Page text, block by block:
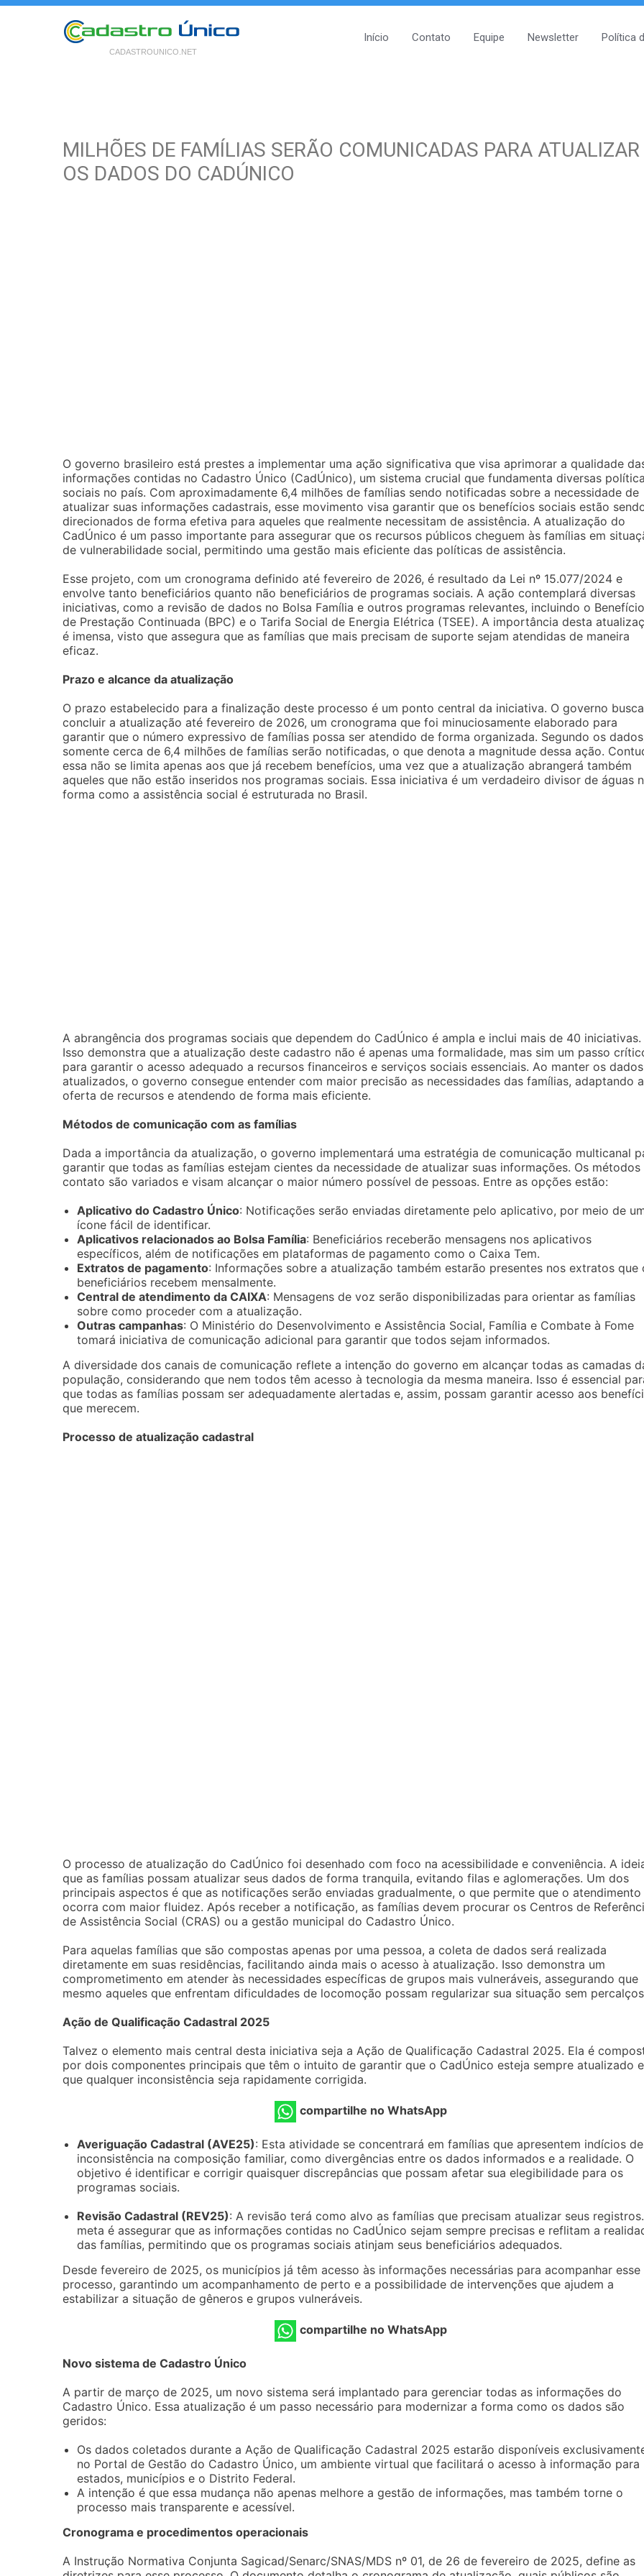
CADASTROUNICO.NET
Início Contato Equipe Newsletter Política
MILHÕES DE FAMÍLIAS SERÃO COMUNICADAS PARA ATUALIZAR
OS DADOS DO CADÚNICO
O governo brasileiro está prestes a implementar uma ação significativa que visa aprimorar a qualidade
informações contidas no Cadastro Único (CadÚnico), um sistema crucial que fundamenta diversas
sociais no país. Com aproximadamente 6,4 milhões de famílias sendo notificadas sobre a necessidade de
atualizar suas informações cadastrais, esse movimento visa garantir que os benefícios sociais estão
direcionados de forma efetiva para aqueles que realmente necessitam de assistência. A atualização do
CadÚnico é um passo importante para assegurar que os recursos públicos cheguem às famílias em
de vulnerabilidade social, permitindo uma gestão mais eficiente das políticas de assistência.
Esse projeto, com um cronograma definido até fevereiro de 2026, é resultado da Lei nº 15.077/2024 e
envolve tanto beneficiários quanto não beneficiários de programas sociais. A ação contemplará diversas
iniciativas, como a revisão de dados no Bolsa Família e outros programas relevantes, incluindo o Benefício
de Prestação Continuada (BPC) e o Tarifa Social de Energia Elétrica (TSEE). A importância desta
é imensa, visto que assegura que as famílias que mais precisam de suporte sejam atendidas de maneira
eficaz.
Prazo e alcance da atualização
O prazo estabelecido para a finalização deste processo é um ponto central da iniciativa. O governo busca
concluir a atualização até fevereiro de 2026, um cronograma que foi minuciosamente elaborado para
garantir que o número expressivo de famílias possa ser atendido de forma organizada. Segundo os
somente cerca de 6,4 milhões de famílias serão notificadas, o que denota a magnitude dessa ação.
essa não se limita apenas aos que já recebem benefícios, uma vez que a atualização abrangerá também
aqueles que não estão inseridos nos programas sociais. Essa iniciativa é um verdadeiro divisor de águas
forma como a assistência social é estruturada no Brasil.
A abrangência dos programas sociais que dependem do CadÚnico é ampla e inclui mais de 40 iniciativas.
Isso demonstra que a atualização deste cadastro não é apenas uma formalidade, mas sim um passo
para garantir o acesso adequado a recursos financeiros e serviços sociais essenciais. Ao manter os dados
atualizados, o governo consegue entender com maior precisão as necessidades das famílias, adaptando a
oferta de recursos e atendendo de forma mais eficiente.
Métodos de comunicação com as famílias
Dada a importância da atualização, o governo implementará uma estratégia de comunicação multicanal
garantir que todas as famílias estejam cientes da necessidade de atualizar suas informações. Os métodos
contato são variados e visam alcançar o maior número possível de pessoas. Entre as opções estão:
Aplicativo do Cadastro Único: Notificações serão enviadas diretamente pelo aplicativo, por meio de
ícone fácil de identificar.
Aplicativos relacionados ao Bolsa Família: Beneficiários receberão mensagens nos aplicativos
específicos, além de notificações em plataformas de pagamento como o Caixa Tem.
Extratos de pagamento: Informações sobre a atualização também estarão presentes nos extratos que
beneficiários recebem mensalmente.
Central de atendimento da CAIXA: Mensagens de voz serão disponibilizadas para orientar as famílias
sobre como proceder com a atualização.
Outras campanhas: O Ministério do Desenvolvimento e Assistência Social, Família e Combate à Fome
tomará iniciativa de comunicação adicional para garantir que todos sejam informados.
A diversidade dos canais de comunicação reflete a intenção do governo em alcançar todas as camadas
população, considerando que nem todos têm acesso à tecnologia da mesma maneira. Isso é essencial
que todas as famílias possam ser adequadamente alertadas e, assim, possam garantir acesso aos
que merecem.
Processo de atualização cadastral
O processo de atualização do CadÚnico foi desenhado com foco na acessibilidade e conveniência. A
que as famílias possam atualizar seus dados de forma tranquila, evitando filas e aglomerações. Um dos
principais aspectos é que as notificações serão enviadas gradualmente, o que permite que o atendimento
ocorra com maior fluidez. Após receber a notificação, as famílias devem procurar os Centros de
de Assistência Social (CRAS) ou a gestão municipal do Cadastro Único.
Para aquelas famílias que são compostas apenas por uma pessoa, a coleta de dados será realizada
diretamente em suas residências, facilitando ainda mais o acesso à atualização. Isso demonstra um
comprometimento em atender às necessidades específicas de grupos mais vulneráveis, assegurando que
mesmo aqueles que enfrentam dificuldades de locomoção possam regularizar sua situação sem
Ação de Qualificação Cadastral 2025
Talvez o elemento mais central desta iniciativa seja a Ação de Qualificação Cadastral 2025. Ela é
por dois componentes principais que têm o intuito de garantir que o CadÚnico esteja sempre atualizado e
que qualquer inconsistência seja rapidamente corrigida.
compartilhe no WhatsApp
Averiguação Cadastral (AVE25): Esta atividade se concentrará em famílias que apresentem indícios de
inconsistência na composição familiar, como divergências entre os dados informados e a realidade. O
objetivo é identificar e corrigir quaisquer discrepâncias que possam afetar sua elegibilidade para os
programas sociais.
Revisão Cadastral (REV25): A revisão terá como alvo as famílias que precisam atualizar seus
meta é assegurar que as informações contidas no CadÚnico sejam sempre precisas e reflitam a
das famílias, permitindo que os programas sociais atinjam seus beneficiários adequados.
Desde fevereiro de 2025, os municípios já têm acesso às informações necessárias para acompanhar esse
processo, garantindo um acompanhamento de perto e a possibilidade de intervenções que ajudem a
estabilizar a situação de gêneros e grupos vulneráveis.
compartilhe no WhatsApp
Novo sistema de Cadastro Único
A partir de março de 2025, um novo sistema será implantado para gerenciar todas as informações do
Cadastro Único. Essa atualização é um passo necessário para modernizar a forma como os dados são
geridos:
Os dados coletados durante a Ação de Qualificação Cadastral 2025 estarão disponíveis
no Portal de Gestão do Cadastro Único, um ambiente virtual que facilitará o acesso à informação para
estados, municípios e o Distrito Federal.
A intenção é que essa mudança não apenas melhore a gestão de informações, mas também torne o
processo mais transparente e acessível.
Cronograma e procedimentos operacionais
A Instrução Normativa Conjunta Sagicad/Senarc/SNAS/MDS nº 01, de 26 de fevereiro de 2025, define as